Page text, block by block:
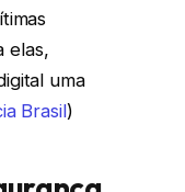
elas,
uma
Brasil)